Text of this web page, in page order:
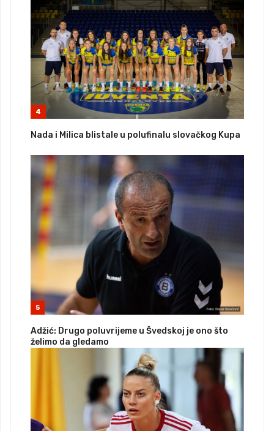
4
Nada i Milica blistale u polufinalu slovačkog Kupa
5
Adžić: Drugo poluvrijeme u Švedskoj je ono što
želimo da gledamo